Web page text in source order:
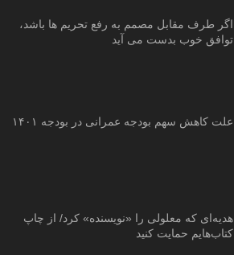
اگر طرف مقابل مصمم به رفع تحریم ها باشد،
توافق خوب بدست می آید
علت کاهش سهم بودجه عمرانی در بودجه ۱۴۰۱
هدیه‌ای که معلولی را «نویسنده» کرد/ از چاپ
کتاب‌هایم حمایت کنید